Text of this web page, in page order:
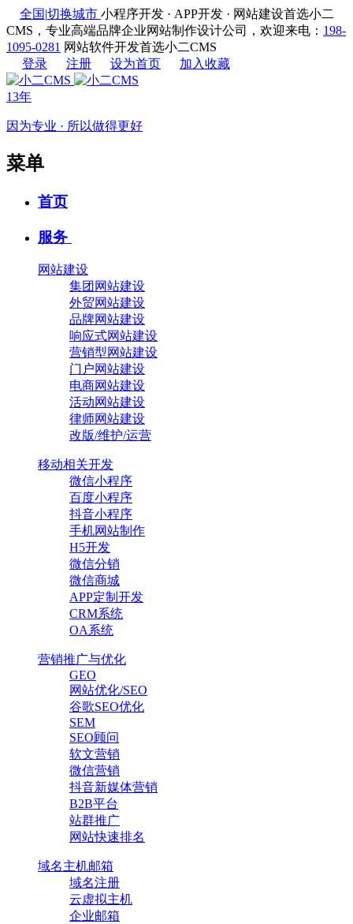
全国|切换城市 小程序开发 · APP开发 · 网站建设首选小二
CMS，专业高端品牌企业网站制作设计公司，欢迎来电： 198-
1095-0281 网站软件开发首选小二CMS
登录
注册 设为首页 加入收藏
13年
因为专业 · 所以做得更好
菜单
首页
服务
网站建设
集团网站建设
外贸网站建设
品牌网站建设
响应式网站建设
营销型网站建设
门户网站建设
电商网站建设
活动网站建设
律师网站建设
改版/维护/运营
移动相关开发
微信小程序
百度小程序
抖音小程序
手机网站制作
H5开发
微信分销
微信商城
APP定制开发
CRM系统
OA系统
营销推广与优化
GEO
网站优化/SEO
谷歌SEO优化
SEM
SEO顾问
软文营销
微信营销
抖音新媒体营销
B2B平台
站群推广
网站快速排名
域名主机邮箱
域名注册
云虚拟主机
企业邮箱